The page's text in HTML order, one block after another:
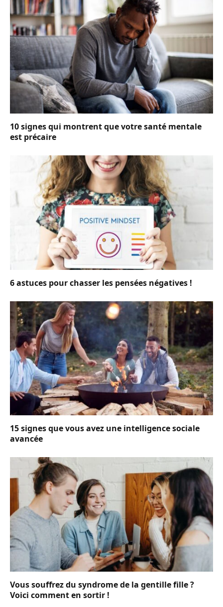
10 signes qui montrent que votre santé mentale
est précaire
6 astuces pour chasser les pensées négatives !
15 signes que vous avez une intelligence sociale
avancée
Vous souffrez du syndrome de la gentille fille ?
Voici comment en sortir !